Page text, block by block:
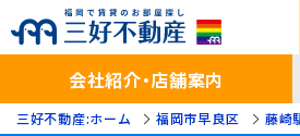
会社紹介・店舗案内
三好不動産:ホーム 福岡市早良区 藤崎